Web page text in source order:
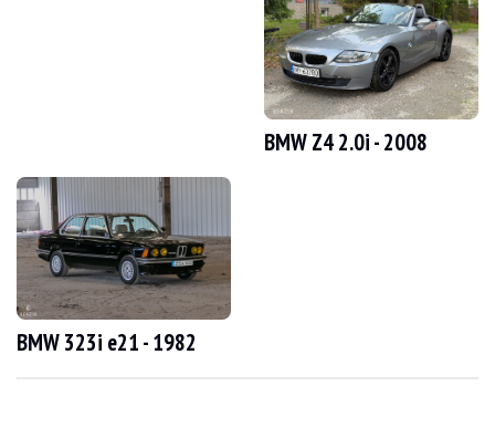
DOCUMENTO DE MATRICULACIÓN DEL VEHÍCULO
Descripción
Este BMW 330xi e46 de 2000, de origen francés, tiene 241 000 km,
En el exterior, el vendedor indica que el vehículo se encuentra en estado
BMW Z4 2.0i - 2008
BMW 323i e21 - 1982